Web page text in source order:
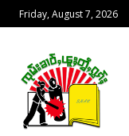
Friday, August 7, 2026